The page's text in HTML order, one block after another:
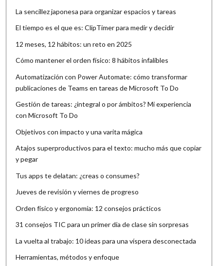
La sencillez japonesa para organizar espacios y tareas
El tiempo es el que es: ClipTimer para medir y decidir
12 meses, 12 hábitos: un reto en 2025
Cómo mantener el orden físico: 8 hábitos infalibles
Automatización con Power Automate: cómo transformar
publicaciones de Teams en tareas de Microsoft To Do
Gestión de tareas: ¿integral o por ámbitos? Mi experiencia
con Microsoft To Do
Objetivos con impacto y una varita mágica
Atajos superproductivos para el texto: mucho más que copiar
y pegar
Tus apps te delatan: ¿creas o consumes?
Jueves de revisión y viernes de progreso
Orden físico y ergonomía: 12 consejos prácticos
31 consejos TIC para un primer día de clase sin sorpresas
La vuelta al trabajo: 10 ideas para una víspera desconectada
Herramientas, métodos y enfoque